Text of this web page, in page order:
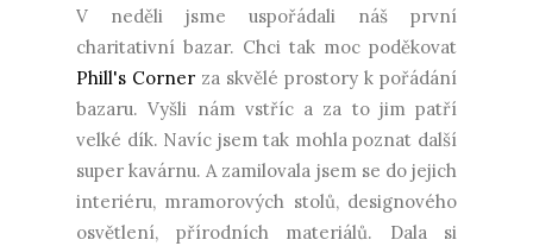
V neděli jsme uspořádali náš první
charitativní bazar. Chci tak moc poděkovat
Phill's Corner za skvělé prostory k pořádání
bazaru. Vyšli nám vstříc a za to jim patří
velké dík. Navíc jsem tak mohla poznat další
super kavárnu. A zamilovala jsem se do jejich
interiéru, mramorových stolů, designového
osvětlení, přírodních materiálů. Dala si